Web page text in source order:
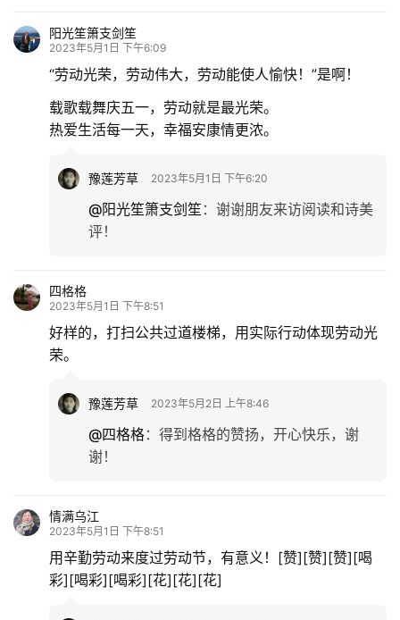
阳光笙箫支剑笙
2023年5月1日 下午6:09
“劳动光荣，劳动伟大，劳动能使人愉快！”是啊！
载歌载舞庆五一，劳动就是最光荣。
热爱生活每一天，幸福安康情更浓。
豫莲芳草 2023年5月1日 下午6:20
@阳光笙箫支剑笙 ： 谢谢朋友来访阅读和诗美
评！
四格格
2023年5月1日 下午8:51
好样的，打扫公共过道楼梯，用实际行动体现劳动光
荣。
豫莲芳草 2023年5月2日 上午8:46
@四格格： 得到格格的赞扬，开心快乐，谢
谢！
情满乌江
2023年5月1日 下午8:51
用辛勤劳动来度过劳动节，有意义！[赞][赞][赞][喝
彩][喝彩][喝彩][花][花][花]